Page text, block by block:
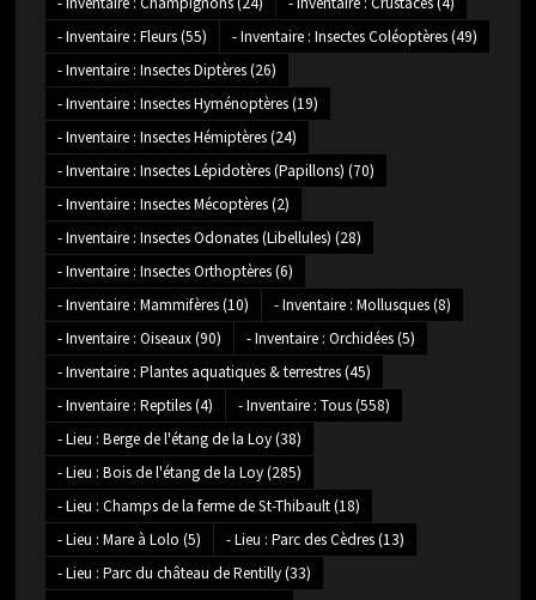
- Inventaire : Fleurs(55) - Inventaire : Insectes Coléoptères(49)
- Inventaire : Insectes Diptères(26)
- Inventaire : Insectes Hyménoptères(19)
- Inventaire : Insectes Hémiptères(24)
- Inventaire : Insectes Lépidotères (Papillons) (70)
- Inventaire : Insectes Mécoptères(2)
- Inventaire : Insectes Odonates (Libellules) (28)
- Inventaire : Insectes Orthoptères(6)
- Inventaire : Mammifères(10) - Inventaire : Mollusques(8)
- Inventaire : Oiseaux(90) - Inventaire : Orchidées(5)
- Inventaire : Plantes aquatiques & terrestres(45)
- Inventaire : Reptiles(4) - Inventaire : Tous(558)
- Lieu : Berge de l'étang de la Loy(38)
- Lieu : Bois de l'étang de la Loy(285)
- Lieu : Champs de la ferme de St-Thibault(18)
- Lieu : Mare à Lolo (5) - Lieu : Parc des Cèdres(13)
- Lieu : Parc du château de Rentilly(33)